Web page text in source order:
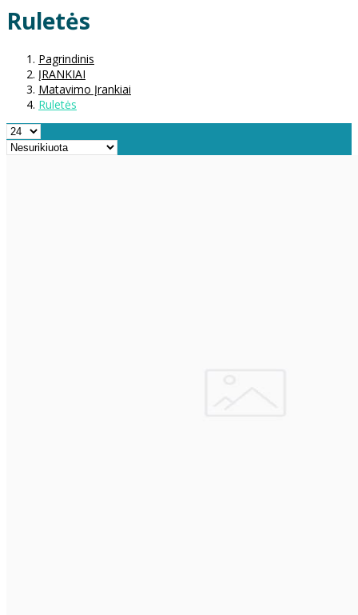
Ruletės
Pagrindinis
ĮRANKIAI
Matavimo Įrankiai
Ruletės